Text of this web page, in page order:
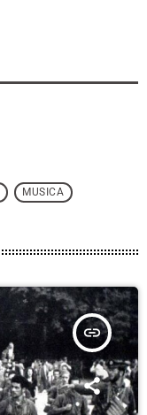
MUSICA
insert_link